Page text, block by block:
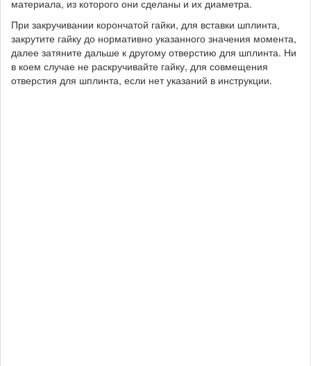
материала, из которого они сделаны и их диаметра.
При закручивании корончатой гайки, для вставки шплинта,
закрутите гайку до нормативно указанного значения момента,
далее затяните дальше к другому отверстию для шплинта. Ни
в коем случае не раскручивайте гайку, для совмещения
отверстия для шплинта, если нет указаний в инструкции.